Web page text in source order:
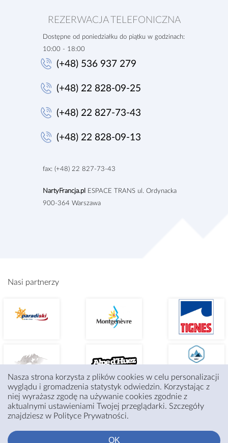
REZERWACJA TELEFONICZNA
Dostępne od poniedziałku do piątku w godzinach:
10:00 - 18:00
(+48) 536 937 279
(+48) 22 828-09-25
(+48) 22 827-73-43
(+48) 22 828-09-13
fax: (+48) 22 827-73-43
NartyFrancja.pl
ESPACE TRANS ul. Ordynacka
900-364 Warszawa
Nasi partnerzy
Nasza strona korzysta z plików cookies w celu personalizacji
wyglądu i gromadzenia statystyk odwiedzin. Korzystając z
niej wyrażasz zgodę na używanie cookies zgodnie z
aktualnymi ustawieniami Twojej przeglądarki. Szczegóły
znajdziesz w Polityce Prywatności.
OK